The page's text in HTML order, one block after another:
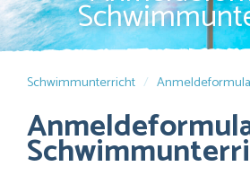
Schwimmunterricht